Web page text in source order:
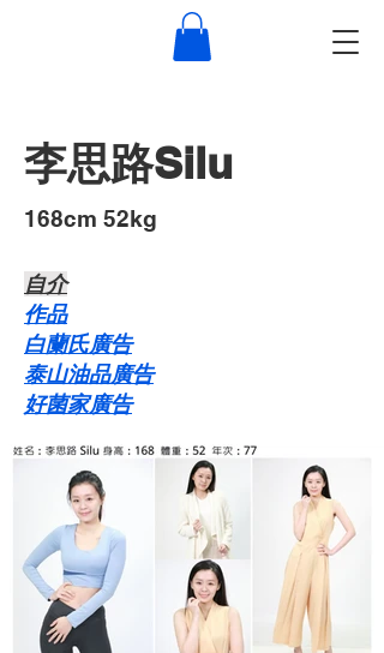
李思路Silu
168cm 52kg
自介​
作品
白蘭氏廣告
泰山油品廣告
好菌家廣告